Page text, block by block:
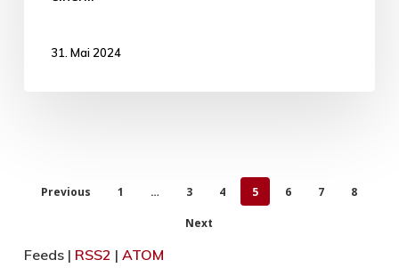
31. Mai 2024
Previous 1 … 3 4 5 6 7 8
Next
Feeds | RSS2 | ATOM